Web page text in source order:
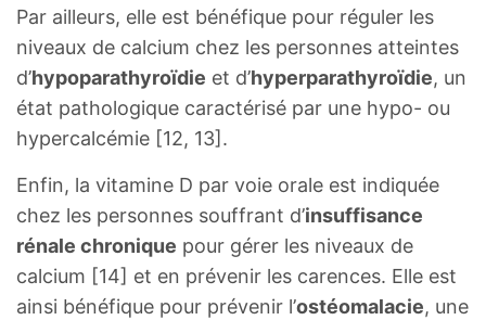
Par ailleurs, elle est bénéfique pour réguler les
niveaux de calcium chez les personnes atteintes
d’hypoparathyroïdie et d’hyperparathyroïdie, un
état pathologique caractérisé par une hypo- ou
hypercalcémie [12, 13].
Enfin, la vitamine D par voie orale est indiquée
chez les personnes souffrant d’insuffisance
rénale chronique pour gérer les niveaux de
calcium [14] et en prévenir les carences. Elle est
ainsi bénéfique pour prévenir l’ostéomalacie, une